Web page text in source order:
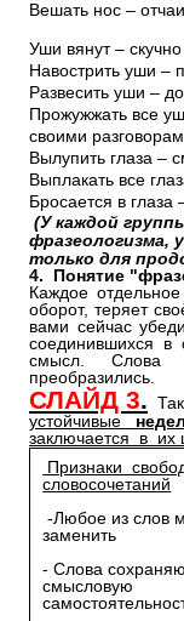
Вешать нос –
Уши вянут –
Навострить уши –
Развесить уши –
Прожужжать все
своими
Вылупить глаза –
Выплакать все
Бросается в глаза
(У каждой
фразеологизма,
только для
4. Понятие
Каждое
оборот, теряет
вами сейчас
соединившихся в
смысл. Слова
преобразились.
СЛАЙД 3.
устойчивые
заключается в их
Признаки
словосочетаний
-Любое из слов
заменить
- Слова
смысловую